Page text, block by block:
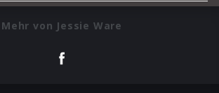
Mehr von Jessie Ware